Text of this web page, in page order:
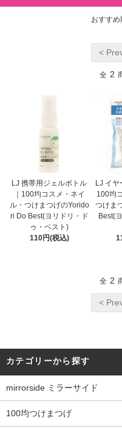
おすすめ
<
全 2
LJ 携帯用ジェルボトル
｜100均コスメ・ネイ
ル・つけまつげのYorido
ri Do Best(ヨリドリ・ド
ゥ・ベスト)
110円(税込)
LJ イヤ
100均
つけま
Best(
全 2
<
カテゴリーから探す
mirrorside ミラーサイド
100均つけまつげ